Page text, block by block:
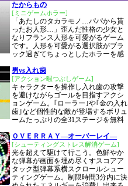
たからもの
[ミニゲームホラー]
「あたしのタカラモノ…パパから貰
ったお人形…」歪んだ性格の少女と
なりフランス人形を可愛がるゲーム
です。人形を可愛がる選択肢がブラ
ック過ぎてちょっとしたホラーを感
男vs入れ歯
[アクション暇つぶしゲーム]
キャラクターを操作し入れ歯の攻撃
を避けながらゴールを目指すアクシ
ョンゲーム。｢ローラー｣や｢金の入れ
歯｣など個性的な敵が登場するボリュ
ームたっぷりの全31ステージを無料
ＯＶＥＲＲＡＹ―オーバーレイ―
[シューティングストレス解消ゲーム]
光を超えて駆けて行こう。色鮮やか
な弾幕が画面を埋め尽くすスコアア
タック型弾幕系横スクロールシュー
ティングゲーム。制限時間3分内に決